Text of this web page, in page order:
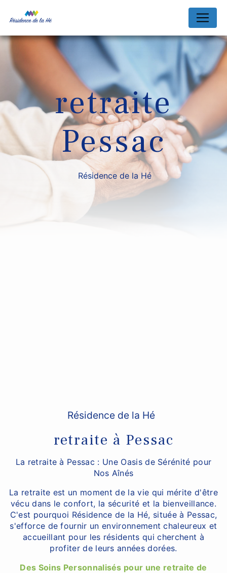
retraite
Pessac
Résidence de la Hé
Résidence de la Hé
retraite à Pessac
La retraite à Pessac : Une Oasis de Sérénité pour
Nos Aînés
La retraite est un moment de la vie qui mérite d'être
vécu dans le confort, la sécurité et la bienveillance.
C'est pourquoi Résidence de la Hé, située à Pessac,
s'efforce de fournir un environnement chaleureux et
accueillant pour les résidents qui cherchent à
profiter de leurs années dorées.
Des Soins Personnalisés pour une retraite de